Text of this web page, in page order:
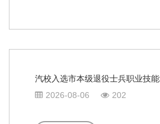
汽校入选市本级退役士兵职业技
2026-08-06
202